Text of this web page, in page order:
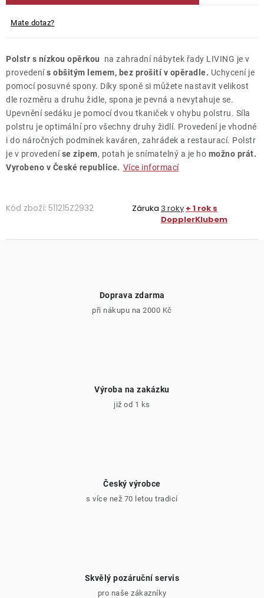
Mate dotaz?
Polstr s nízkou opěrkou
na zahradní nábytek řady LIVING je v
provedenís obšitým lemem, bez prošití v opěradle. Uchycení je
pomocí posuvné spony. Díky sponě si můžete nastavit velikost
dle rozměru a druhu židle, spona je pevná a nevytahuje se.
Upevnění sedáku je pomocí dvou tkaniček v ohybu polstru. Síla
polstru je optimální pro všechny druhy židlí. Provedení je vhodné
i do náročných podmínek kaváren, zahrádek a restaurací. Polstr
je v provedeníse zipem, potah je snímatelný a je ho možno prát.
Vyrobeno v České republice. Více informací
Kód zboží: 511215Z2932 Záruka 3 roky + 1 rok s
DopplerKlubem
Doprava zdarma
při nákupu na 2000 Kč
Výroba na zakázku
již od 1 ks
Český výrobce
s více než 70 letou tradicí
Skvělý pozáruční servis
pro naše zákazníky